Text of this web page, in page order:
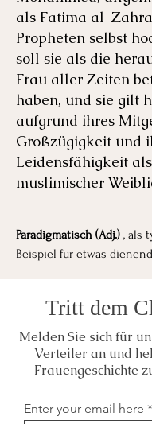
als Fatima al-
Propheten selbst
soll sie als die
Frau aller Zeiten
haben, und sie gilt
aufgrund ihres
Großzügigkeit und
Leidensfähigkeit als
muslimischer
Paradigmatisch (Adj.) , als
Beispiel für etwas
Tritt dem
Melden Sie sich für
Verteiler an und
Frauengeschichte
Enter your email here